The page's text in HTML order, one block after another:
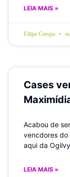
LEIA MAIS »
Filipe Crespo
Cases
Acabou de
vencdores do
aqui da
LEIA MAIS »